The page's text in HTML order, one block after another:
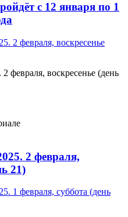
с 12 января по 1
февраля, воскресенье (день
2 февраля,
21)